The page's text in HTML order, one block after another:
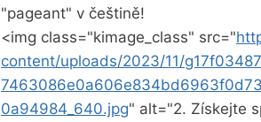
"pageant" v češtině!
<img class="kimage_class" src="
content/uploads/2023/11/
0a94984_640.jpg" alt="2. Získejte